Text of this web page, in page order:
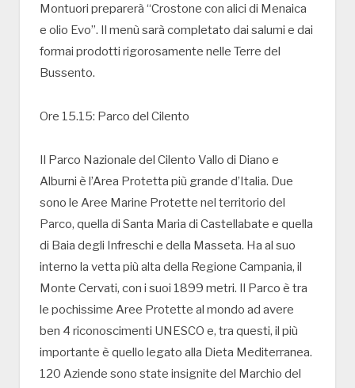
Montuori preparerà “Crostone con alici di Menaica
e olio Evo”. Il menù sarà completato dai salumi e dai
formai prodotti rigorosamente nelle Terre del
Bussento.
Ore 15.15: Parco del Cilento
Il Parco Nazionale del Cilento Vallo di Diano e
Alburni è l’Area Protetta più grande d’Italia. Due
sono le Aree Marine Protette nel territorio del
Parco, quella di Santa Maria di Castellabate e quella
di Baia degli Infreschi e della Masseta. Ha al suo
interno la vetta più alta della Regione Campania, il
Monte Cervati, con i suoi 1899 metri. Il Parco è tra
le pochissime Aree Protette al mondo ad avere
ben 4 riconoscimenti UNESCO e, tra questi, il più
importante è quello legato alla Dieta Mediterranea.
120 Aziende sono state insignite del Marchio del